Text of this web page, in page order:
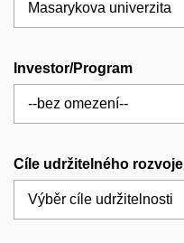
Investor/Program
Cíle udržitelného rozvoje